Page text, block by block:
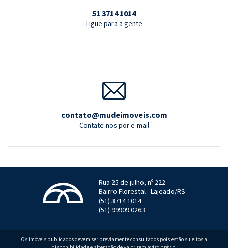
51 3714 1014
Ligue para a gente
contato@mudeimoveis.com
Contate-nos por e-mail
Rua 25 de julho, nº 222
Bairro Florestal - Lajeado/RS
(51) 3714 1014
(51) 99909 0263
Os imóveis publicados devem ser previamente consultados pois estão sujeitos a